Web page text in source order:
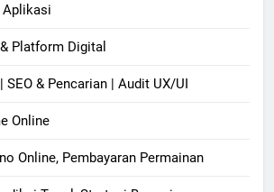
Aplikasi
Platform Digital
SEO & Pencarian | Audit UX/UI
Online
Online, Pembayaran Permainan